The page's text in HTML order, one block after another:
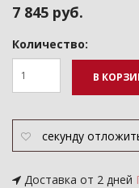
7 845 руб.
Количество:
В
секунду
Доставка от 2 дней